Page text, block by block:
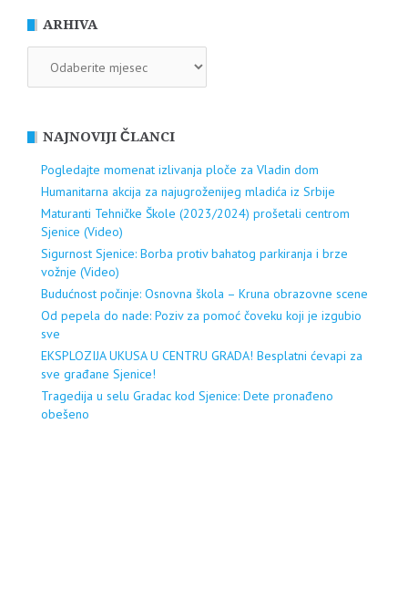
ARHIVA
NAJNOVIJI ČLANCI
Pogledajte momenat izlivanja ploče za Vladin dom
Humanitarna akcija za najugroženijeg mladića iz Srbije
Maturanti Tehničke Škole (2023/2024) prošetali centrom
Sjenice (Video)
Sigurnost Sjenice: Borba protiv bahatog parkiranja i brze
vožnje (Video)
Budućnost počinje: Osnovna škola – Kruna obrazovne scene
Od pepela do nade: Poziv za pomoć čoveku koji je izgubio
sve
EKSPLOZIJA UKUSA U CENTRU GRADA! Besplatni ćevapi za
sve građane Sjenice!
Tragedija u selu Gradac kod Sjenice: Dete pronađeno
obešeno